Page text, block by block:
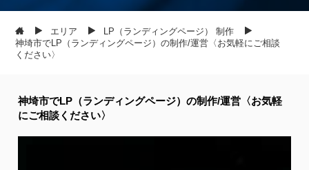
エリア
LP（ランディングページ） 制作
神埼市でLP（ランディングページ）の制作/運営〈お気軽にご相談
ください〉
神埼市でLP（ランディングページ）の制作/運営〈お気軽
にご相談ください〉